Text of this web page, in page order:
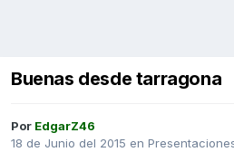
Buenas desde tarragona
Por EdgarZ46
18 de Junio del 2015 en